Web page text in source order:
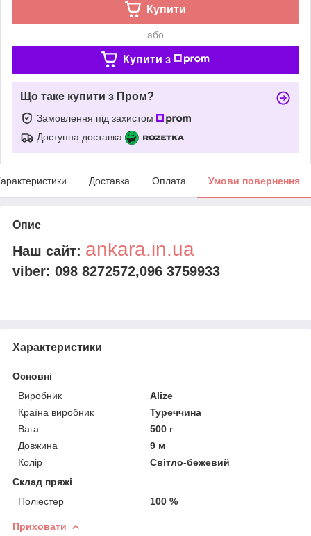
Купити
або
Купити з
Що таке купити з Пром?
Замовлення під захистом
Доступна доставка
Доставка Оплата Умови повернення
Опис
Наш сайт: ankara.in.ua
viber: 098 8272572,096 3759933
Характеристики
Основні
Виробник
Alize
Країна виробник
Туреччина
Вага
500 г
Довжина
9 м
Колір
Світло-бежевий
Склад пряжі
Поліестер
100 %
Приховати